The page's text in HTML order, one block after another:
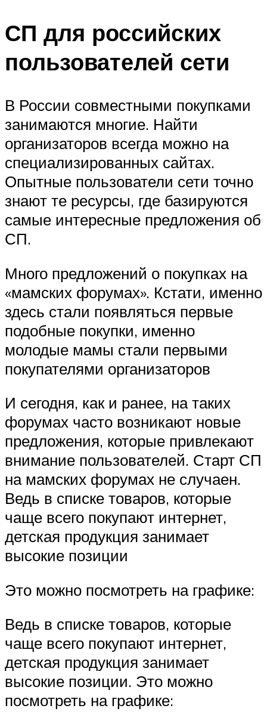
СП для российских
пользователей сети
В России совместными покупками
занимаются многие. Найти
организаторов всегда можно на
специализированных сайтах.
Опытные пользователи сети точно
знают те ресурсы, где базируются
самые интересные предложения об
СП.
Много предложений о покупках на
«мамских форумах». Кстати, именно
здесь стали появляться первые
подобные покупки, именно
молодые мамы стали первыми
покупателями организаторов
И сегодня, как и ранее, на таких
форумах часто возникают новые
предложения, которые привлекают
внимание пользователей. Старт СП
на мамских форумах не случаен.
Ведь в списке товаров, которые
чаще всего покупают интернет,
детская продукция занимает
высокие позиции
Это можно посмотреть на графике:
Ведь в списке товаров, которые
чаще всего покупают интернет,
детская продукция занимает
высокие позиции. Это можно
посмотреть на графике: